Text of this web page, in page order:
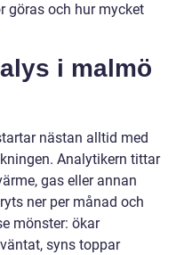
göras och hur mycket
i malmö
nästan alltid med
Analytikern tittar
gas eller annan
ner per månad och
mönster: ökar
syns toppar